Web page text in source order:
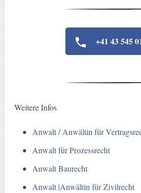
+41 43 545
Weitere Infos
Anwalt / Anwältin für
Anwalt für Prozessrecht
Anwalt Baurecht
Anwalt |Anwältin für Zivilrecht